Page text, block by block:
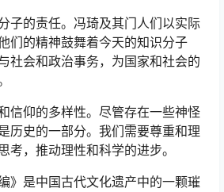
子的责任。冯琦及其门人们以实际
们的精神鼓舞着今天的知识分子
社会和政治事务，为国家和社会的
信仰的多样性。尽管存在一些神怪
历史的一部分。我们需要尊重和理
考，推动理性和科学的进步。
》是中国古代文化遗产中的一颗璀